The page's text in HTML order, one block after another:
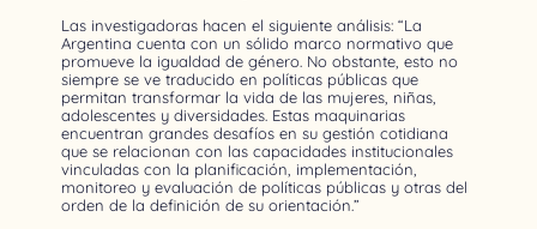
Las investigadoras hacen el siguiente análisis: “La
Argentina cuenta con un sólido marco normativo que
promueve la igualdad de género. No obstante, esto no
siempre se ve traducido en políticas públicas que
permitan transformar la vida de las mujeres, niñas,
adolescentes y diversidades. Estas maquinarias
encuentran grandes desafíos en su gestión cotidiana
que se relacionan con las capacidades institucionales
vinculadas con la planificación, implementación,
monitoreo y evaluación de políticas públicas y otras del
orden de la definición de su orientación.”